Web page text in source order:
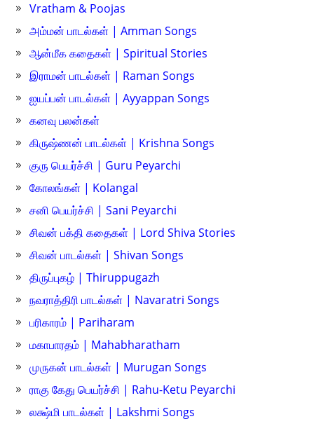
Vratham & Poojas
அம்மன் பாடல்கள் | Amman Songs
ஆன்மீக கதைகள் | Spiritual Stories
இராமன் பாடல்கள் | Raman Songs
ஐயப்பன் பாடல்கள் | Ayyappan Songs
கனவு பலன்கள்
கிருஷ்ணன் பாடல்கள் | Krishna Songs
குரு பெயர்ச்சி | Guru Peyarchi
கோலங்கள் | Kolangal
சனி பெயர்ச்சி | Sani Peyarchi
சிவன் பக்தி கதைகள் | Lord Shiva Stories
சிவன் பாடல்கள் | Shivan Songs
திருப்புகழ் | Thiruppugazh
நவராத்திரி பாடல்கள் | Navaratri Songs
பரிகாரம் | Pariharam
மகாபாரதம் | Mahabharatham
முருகன் பாடல்கள் | Murugan Songs
ராகு கேது பெயர்ச்சி | Rahu-Ketu Peyarchi
லக்ஷ்மி பாடல்கள் | Lakshmi Songs